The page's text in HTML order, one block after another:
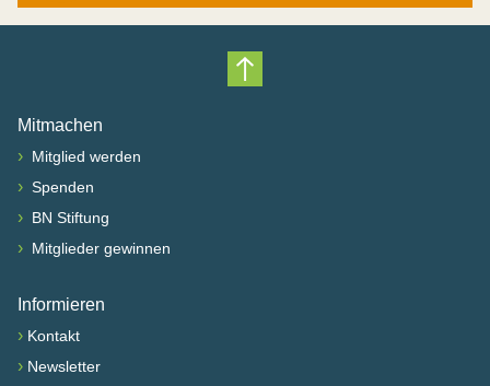
Nach oben scrollen
Mitmachen
› Mitglied werden
› Spenden
› BN Stiftung
› Mitglieder gewinnen
Informieren
› Kontakt
› Newsletter